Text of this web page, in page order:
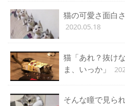
猫の可愛さ面白
2020.05.18
猫「あれ？抜け
ま、いっか」
そんな瞳で見ら